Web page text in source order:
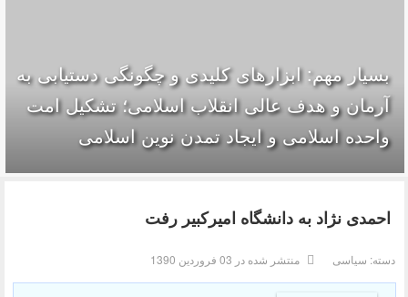
بسیار مهم: ابزارهای کلیدی و چگونگی دستیابی به
آرمان و هدف عالی انقلاب اسلامی؛ تشکیل امت
واحده‌ اسلامی و ایجاد تمدن نوین اسلامی
احمدی نژاد به دانشگاه امیرکبیر رفت
دسته: سیاسی منتشر شده در 03 فروردين 1390